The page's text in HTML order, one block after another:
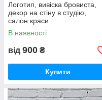
Логотип, вивіска бровиста,
декор на стіну в студію,
салон краси
В наявності
від 900 ₴
Купити